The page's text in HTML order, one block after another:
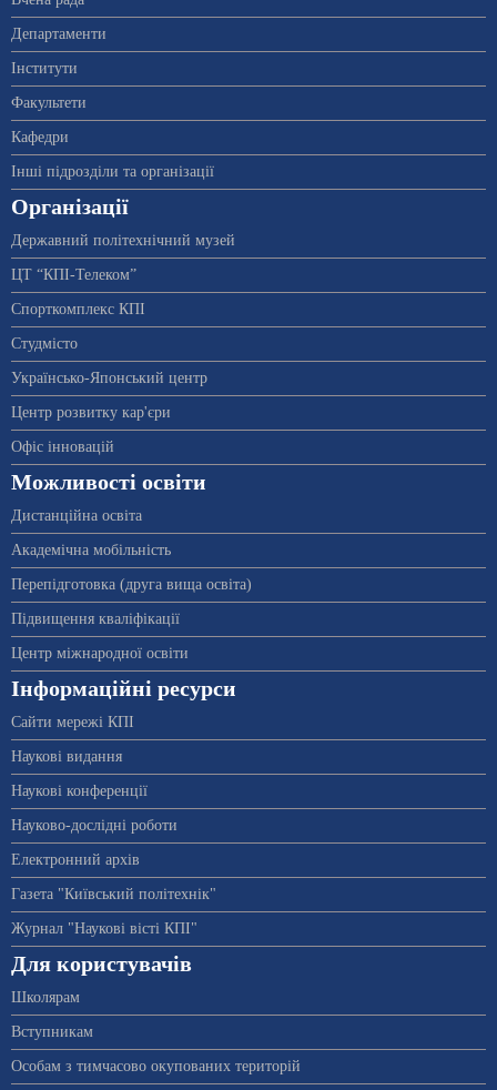
Департаменти
Інститути
Факультети
Кафедри
Інші підрозділи та організації
Організації
Державний політехнічний музей
ЦТ “КПІ-Телеком”
Спорткомплекс КПІ
Студмісто
Українсько-Японський центр
Центр розвитку кар'єри
Офіс інновацій
Можливості освіти
Дистанційна освіта
Академічна мобільність
Перепідготовка (друга вища освіта)
Підвищення кваліфікації
Центр міжнародної освіти
Інформаційні ресурси
Сайти мережі КПІ
Наукові видання
Наукові конференції
Науково-дослідні роботи
Електронний архів
Газета "Київський політехнік"
Журнал "Наукові вісті КПІ"
Для користувачів
Школярам
Вступникам
Особам з тимчасово окупованих територій